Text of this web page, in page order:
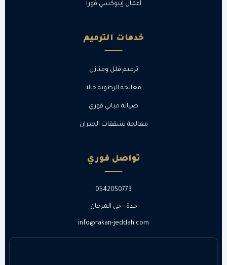
أعمال إيبوكسي فورا
خدمات الترميم
ترميم فلل ومنازل
معالجة الرطوبة حالا
صيانة مباني فوري
معالجة تشققات الجدران
تواصل فوري
0542050773
جدة - حي المرجان
info@rakan-jeddah.com